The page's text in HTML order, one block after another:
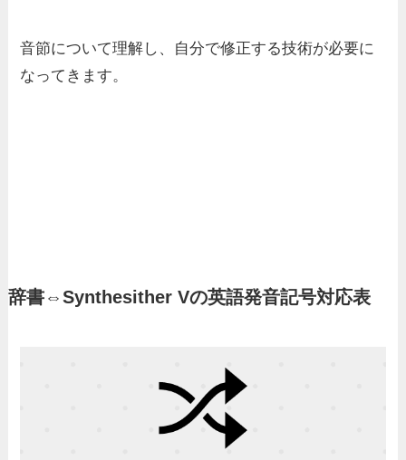
音節について理解し、自分で修正する技術が必要に
なってきます。
辞書⇔Synthesither Vの英語発音記号対応表